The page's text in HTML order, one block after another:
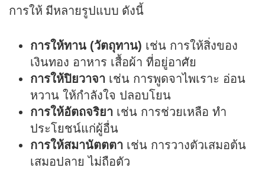
การให้ มีหลายรูปแบบ ดังนี้
การให้ทาน (วัตถุทาน) เช่น การให้สิ่งของ
เงินทอง อาหาร เสื้อผ้า ที่อยู่อาศัย
การให้ปิยวาจา เช่น การพูดจาไพเราะ อ่อน
หวาน ให้กำลังใจ ปลอบโยน
การให้อัตถจริยา เช่น การช่วยเหลือ ทำ
ประโยชน์แก่ผู้อื่น
การให้สมานัตตตา เช่น การวางตัวเสมอต้น
เสมอปลาย ไม่ถือตัว